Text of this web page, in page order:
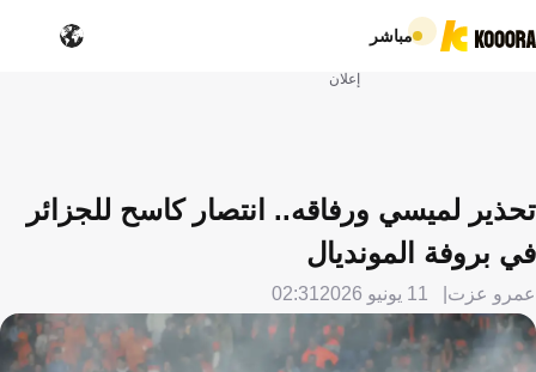
مباشر
إعلان
تحذير لميسي ورفاقه.. انتصار كاسح للجزائر
في بروفة المونديال
عمرو عزت 11 يونيو 2026 02:31